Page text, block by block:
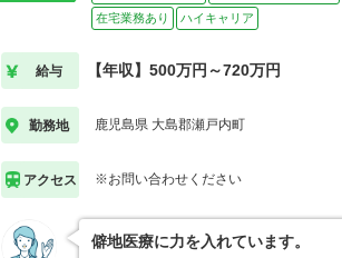
在宅業務あり
ハイキャリア
給与 【年収】500万円～720万円
勤務地 鹿児島県 大島郡瀬戸内町
アクセス ※お問い合わせください
僻地医療に力を入れています。